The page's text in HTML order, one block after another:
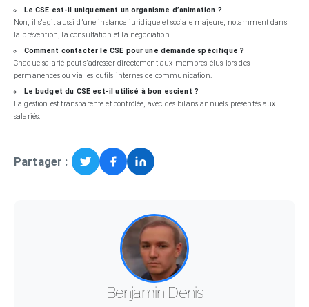
Le CSE est-il uniquement un organisme d’animation ?
Non, il s’agit aussi d’une instance juridique et sociale majeure, notamment dans
la prévention, la consultation et la négociation.
Comment contacter le CSE pour une demande spécifique ?
Chaque salarié peut s’adresser directement aux membres élus lors des
permanences ou via les outils internes de communication.
Le budget du CSE est-il utilisé à bon escient ?
La gestion est transparente et contrôlée, avec des bilans annuels présentés aux
salariés.
Partager :
Benjamin Denis